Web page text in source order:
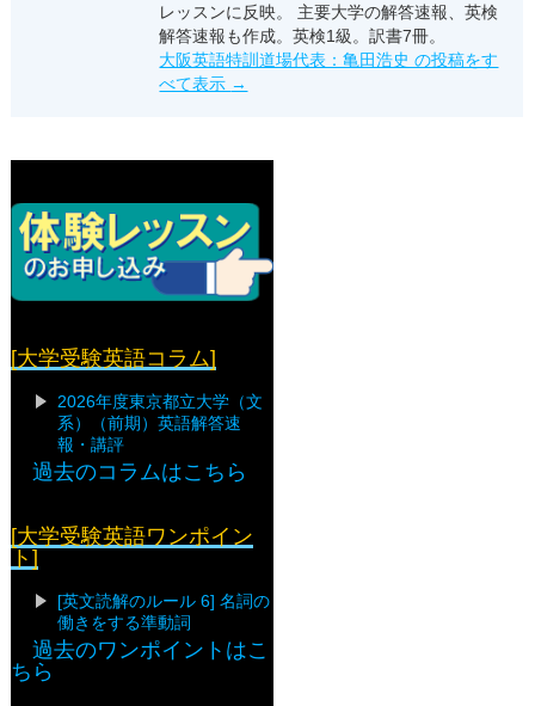
レッスンに反映。 主要大学の解答速報、英検
解答速報も作成。英検1級。訳書7冊。
大阪英語特訓道場代表：亀田浩史 の投稿をす
べて表示 →
[大学受験英語コラム]
2026年度東京都立大学（文
系）（前期）英語解答速
報・講評
過去のコラムはこちら
[大学受験英語ワンポイン
ト]
[英文読解のルール 6] 名詞の
働きをする準動詞
過去のワンポイントはこ
ちら